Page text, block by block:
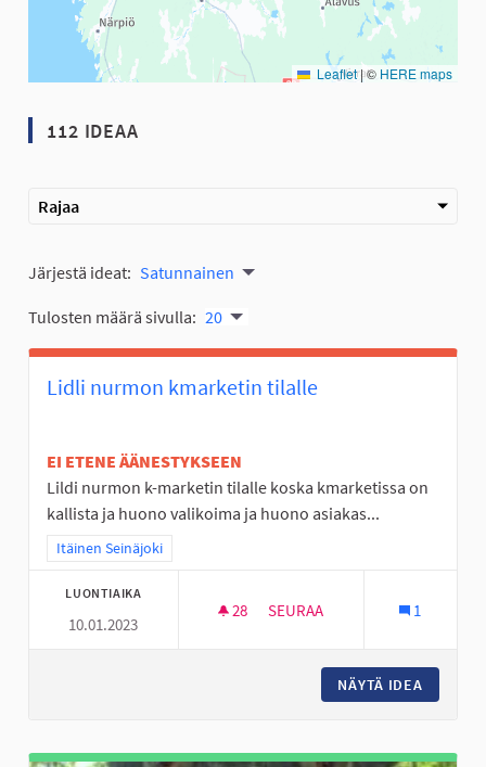
Leaflet |© HERE maps
112 IDEAA
Rajaa
Järjestä ideat: Satunnainen
Tulosten määrä sivulla: 20
Lidli nurmon kmarketin tilalle
EI ETENE ÄÄNESTYKSEEN
Lildi nurmon k-marketin tilalle koska kmarketissa on
kallista ja huono valikoima ja huono asiakas...
Rajaa tulokset teeman mukaan: Itäinen Seinäjoki
Itäinen Seinäjoki
LUONTIAIKA
10.01.2023
28 28 SEURAAJAA
SEURAA 1
NÄYTÄ IDEA